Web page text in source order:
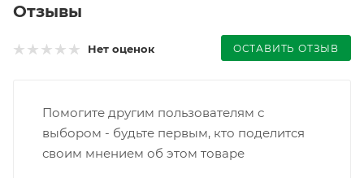
Отзывы
Нет оценок ОСТАВИТЬ ОТЗЫВ
Помогите другим пользователям с
выбором - будьте первым, кто поделится
своим мнением об этом товаре